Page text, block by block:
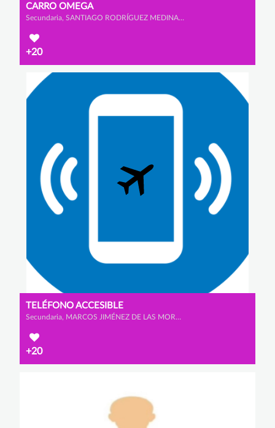
CARRO OMEGA
Secundaria, SANTIAGO RODRÍGUEZ MEDINA, VICTOR VALENCIA MANZANO y ALEJANDRO GARCÍA BERMEJO
+20
TELÉFONO ACCESIBLE
Secundaria, MARCOS JIMÉNEZ DE LAS MORAS, DANIEL BAÑOS PRATO y ÁLVARO LANNEGRAND LORENZO
+20